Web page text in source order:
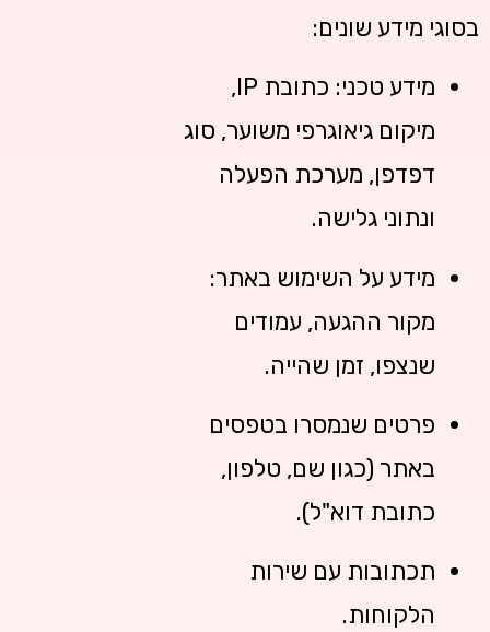
בסוגי מידע שונים:
מידע טכני: כתובת IP,
מיקום גיאוגרפי משוער, סוג
דפדפן, מערכת הפעלה
ונתוני גלישה.
מידע על השימוש באתר:
מקור ההגעה, עמודים
שנצפו, זמן שהייה.
פרטים שנמסרו בטפסים
באתר (כגון שם, טלפון,
כתובת דוא"ל).
תכתובות עם שירות
הלקוחות.